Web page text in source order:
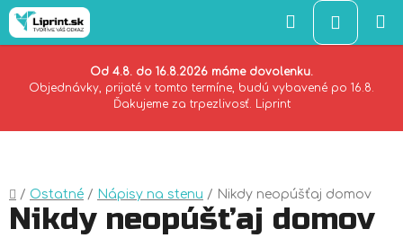
Od 4.8. do 16.8.2026 máme dovolenku.
Objednávky, prijaté v tomto termíne, budú vybavené po 16.8.
Ďakujeme za trpezlivosť. Liprint
Hľadať
KOŠÍK
Domov
/ Ostatné / Nápisy na stenu / Nikdy neopúšťaj domov
Nikdy neopúšťaj domov